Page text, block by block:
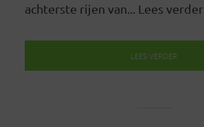
achterste rijen van... Lees verder
LEES VERDER